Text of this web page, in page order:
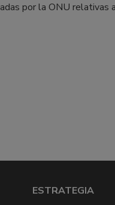
por la ONU
ESTRATEGIA